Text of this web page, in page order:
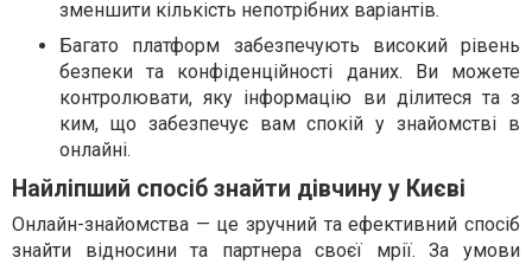
зменшити кількість непотрібних варіантів.
Багато платформ забезпечують високий рівень
безпеки та конфіденційності даних. Ви можете
контролювати, яку інформацію ви ділитеся та з
ким, що забезпечує вам спокій у знайомстві в
онлайні.
Найліпший спосіб знайти дівчину у Києві
Онлайн-знайомства — це зручний та ефективний спосіб
знайти відносини та партнера своєї мрії. За умови